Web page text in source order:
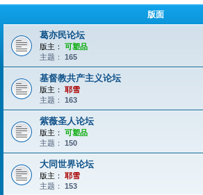
版面
葛亦民论坛
版主：
可塑品
主题： 165
基督教共产主义论坛
版主：
耶雪
主题： 163
紫薇圣人论坛
版主：
可塑品
主题： 150
大同世界论坛
版主：
耶雪
主题： 153